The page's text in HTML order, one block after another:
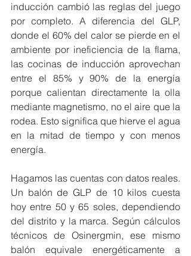
inducción cambió las reglas del juego
por completo. A diferencia del GLP,
donde el 60% del calor se pierde en el
ambiente por ineficiencia de la flama,
las cocinas de inducción aprovechan
entre el 85% y 90% de la energía
porque calientan directamente la olla
mediante magnetismo, no el aire que la
rodea. Esto significa que hierve el agua
en la mitad de tiempo y con menos
energía.
Hagamos las cuentas con datos reales.
Un balón de GLP de 10 kilos cuesta
hoy entre 50 y 65 soles, dependiendo
del distrito y la marca. Según cálculos
técnicos de Osinergmin, ese mismo
balón equivale energéticamente a